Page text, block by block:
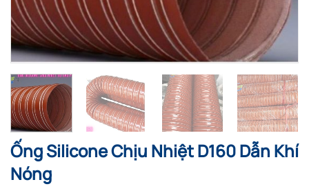
Ống Silicone Chịu Nhiệt D160 Dẫn Khí
Nóng